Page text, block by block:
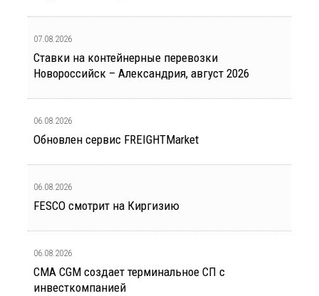
07.08.2026
Ставки на контейнерные перевозки
Новороссийск – Александрия, август 2026
06.08.2026
Обновлен сервис FREIGHTMarket
06.08.2026
FESCO смотрит на Киргизию
06.08.2026
CMA CGM создает терминальное СП с
инвесткомпанией